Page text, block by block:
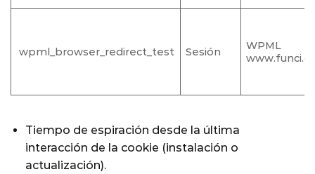
wpml_browser_redirect_test Sesión
WPML
Tiempo de espiración desde la última
interacción de la cookie (instalación o
actualización).